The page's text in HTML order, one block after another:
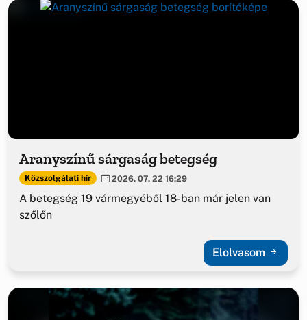
Aranyszínű sárgaság betegség
Közszolgálati hír 2026. 07. 22 16:29
A betegség 19 vármegyéből 18-ban már jelen van
szőlőn
Elolvasom